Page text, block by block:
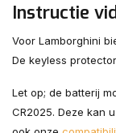
Instructie
Voor Lamborghini
De keyless
Let op; de batterij
CR2025. Deze kan